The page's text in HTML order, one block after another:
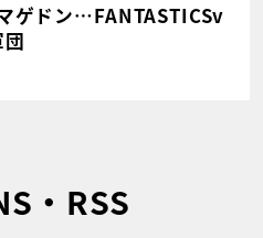
ゲドン…FANTASTICSv
・RSS